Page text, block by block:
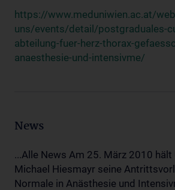
https://www.meduniwien.ac.at/
uns/events/detail/postgraduales-
abteilung-fuer-herz-thorax-
anaesthesie-und-intensivme/
News
...Alle News Am 25. März 2010 hält
Michael Hiesmayr seine
Normale in Anästhesie und